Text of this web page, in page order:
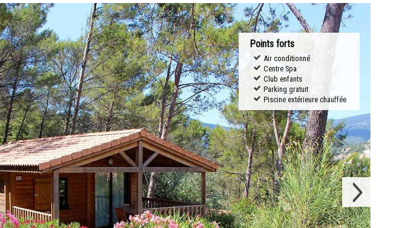
Points forts
Air conditionné
Centre Spa
Club enfants
Parking gratuit
Piscine extérieure chauffée